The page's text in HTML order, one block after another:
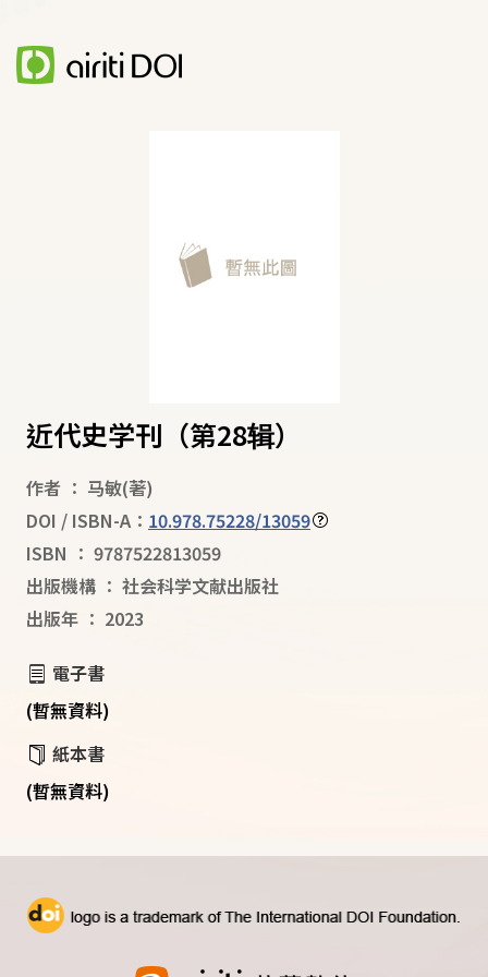
近代史学刊（第28辑）
作者 ： 马敏(著)
DOI / ISBN-A： 10.978.75228/13059
ISBN ： 9787522813059
出版機構 ： 社会科学文献出版社
出版年 ： 2023
電子書
(暫無資料)
紙本書
(暫無資料)